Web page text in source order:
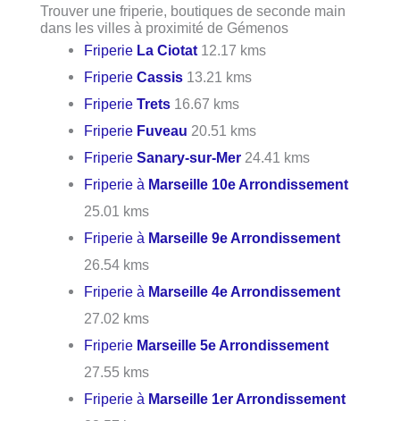
Trouver une friperie, boutiques de seconde main
dans les villes à proximité de Gémenos
Friperie La Ciotat 12.17 kms
FriperieCassis 13.21 kms
FriperieTrets 16.67 kms
Friperie Fuveau 20.51 kms
FriperieSanary-sur-Mer 24.41 kms
Friperie à Marseille 10e Arrondissement
25.01 kms
Friperie à Marseille 9e Arrondissement
26.54 kms
Friperie à Marseille 4e Arrondissement
27.02 kms
Friperie Marseille 5e Arrondissement
27.55 kms
Friperie à Marseille 1er Arrondissement